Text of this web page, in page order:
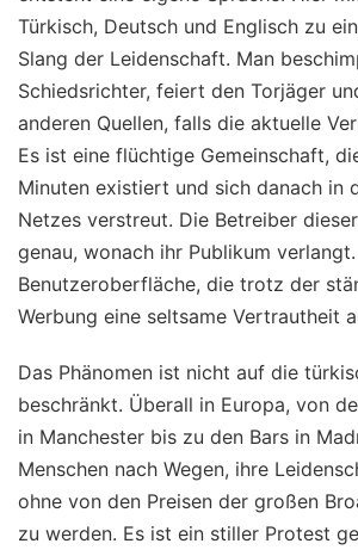
Türkisch, Deutsch und Englisch zu
Slang der Leidenschaft. Man
Schiedsrichter, feiert den Torjäger
anderen Quellen, falls die aktuelle
Es ist eine flüchtige Gemeinschaft,
Minuten existiert und sich danach in
Netzes verstreut. Die Betreiber
genau, wonach ihr Publikum
Benutzeroberfläche, die trotz der
Werbung eine seltsame Vertrautheit
Das Phänomen ist nicht auf die
beschränkt. Überall in Europa, von
in Manchester bis zu den Bars in
Menschen nach Wegen, ihre
ohne von den Preisen der großen
zu werden. Es ist ein stiller Protest